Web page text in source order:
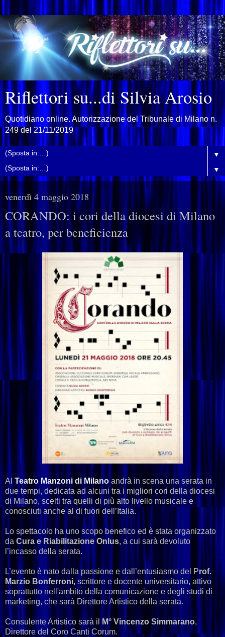
Riflettori su...di Silvia Arosio
Quotidiano online. Autorizzazione del Tribunale di Milano n.
249 del 21/11/2019
▼
▼
venerdì 4 maggio 2018
CORANDO: i cori della diocesi di Milano
a teatro, per beneficienza
Al Teatro Manzoni di Milanoandrà in scena una serata in
due tempi, dedicata ad alcuni tra i migliori cori della diocesi
di Milano, scelti tra quelli di più alto livello musicale e
conosciuti anche al di fuori dell’Italia.
Lo spettacolo ha uno scopo benefico ed è stata organizzato
da Cura e Riabilitazione Onlus, a cui sarà devoluto
l’incasso della serata.
L’evento è nato dalla passione e dall’entusiasmo del Prof.
Marzio Bonferroni,scrittore e docente universitario, attivo
soprattutto nell'ambito della comunicazione e degli studi di
marketing, che sarà Direttore Artistico della serata.
Consulente Artistico sarà il M° Vincenzo Simmarano,
Direttore del Coro Canti Corum.